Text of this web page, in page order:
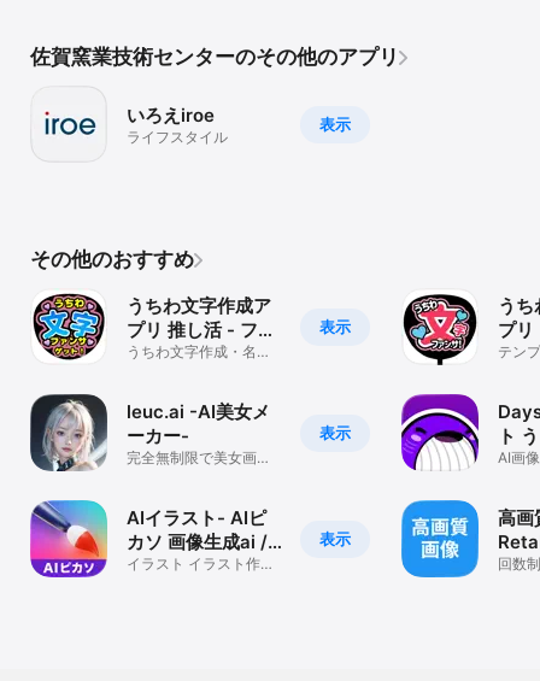
佐賀窯業技術センターのその他のアプリ
表示
いろえiroe
ライフスタイル
その他のおすすめ
表示
うちわ文字作成ア
プリ 推し活 - ファ
ンサゲット
うちわ文字作成・名
表示
leuc.ai -AI美女メ
ーカー-
完全無制限で美女画像
表示
AIイラスト- AIピ
カソ 画像生成ai /
ai画像
イラスト イラスト作成
う
プリ ファンサくだ
さい
テン
ト
ット
AI画
高画
くす
回数